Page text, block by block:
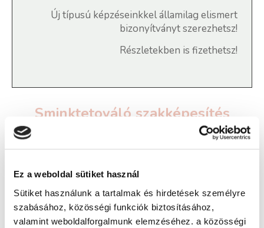
Ez a weboldal sütiket használ
Sütiket használunk a tartalmak és hirdetések személyre
szabásához, közösségi funkciók biztosításához,
valamint weboldalforgalmunk elemzéséhez. a közösségi
Új típusú képzéseinkkel államilag elismert
bizonyítványt szerezhetsz!
Részletekben is fizethetsz!
Sminktetováló szakképesítés
tanfolyam - Zalaegerszeg
Képzés ára:
769 000 Ft
Képzés típusa: